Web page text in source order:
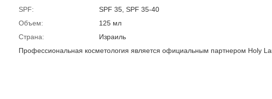
SPF:
SPF 35, SPF 35-40
Объем:
125 мл
Страна:
Израиль
Профессиональная косметология является официальным партнером Holy